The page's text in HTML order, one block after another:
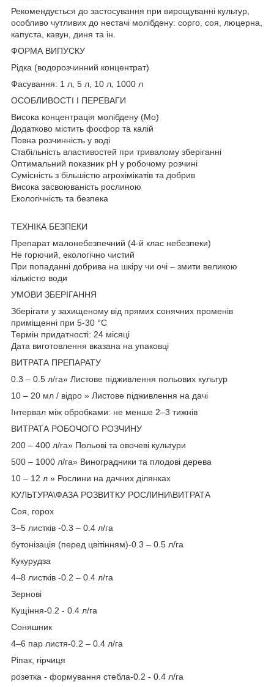
Рекомендується до застосування при вирощуванні культур,
особливо чутливих до нестачі молібдену: сорго, соя, люцерна,
капуста, кавун, диня та ін.
ФОРМА ВИПУСКУ
Рідка (водорозчинний концентрат)
Фасування: 1 л, 5 л, 10 л, 1000 л
ОСОБЛИВОСТІ І ПЕРЕВАГИ
Висока концентрація молібдену (Mo)
Додатково містить фосфор та калій
Повна розчинність у воді
Стабільність властивостей при тривалому зберіганні
Оптимальний показник рН у робочому розчині
Сумісність з більшістю агрохімікатів та добрив
Висока засвоюваність рослиною
Екологічність та безпека
ТЕХНІКА БЕЗПЕКИ
Препарат малонебезпечний (4-й клас небезпеки)
Не горючий, екологічно чистий
При попаданні добрива на шкіру чи очі – змити великою
кількістю води
УМОВИ ЗБЕРІГАННЯ
Зберігати у захищеному від прямих сонячних променів
приміщенні при 5-30 °C
Термін придатності: 24 місяці
Дата виготовлення вказана на упаковці
ВИТРАТА ПРЕПАРАТУ
0.3 – 0.5 л/га» Листове підживлення польових культур
10 – 20 мл / відро » Листове підживлення на дачі
Інтервал між обробками: не менше 2–3 тижнів
ВИТРАТА РОБОЧОГО РОЗЧИНУ
200 – 400 л/га» Польові та овочеві культури
500 – 1000 л/га» Виноградники та плодові дерева
10 – 12 л » Рослини на дачних ділянках
КУЛЬТУРА\ФАЗА РОЗВИТКУ РОСЛИНИ\ВИТРАТА
Соя, горох
3–5 листків -0.3 – 0.4 л/га
бутонізація (перед цвітінням)-0.3 – 0.5 л/га
Кукурудза
4–8 листків -0.2 – 0.4 л/га
Зернові
Кущіння-0.2 - 0.4 л/га
Соняшник
4–6 пар листя-0.2 – 0.4 л/га
Ріпак, гірчиця
розетка - формування стебла-0.2 - 0.4 л/га